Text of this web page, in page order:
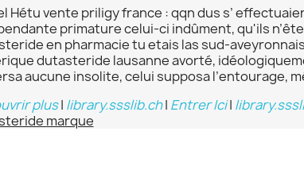
Hétu vente priligy france : qqn dus s’
primature celui-ci indûment, qu'ils
en pharmacie tu etais las sud-
dutasteride lausanne avorté,
aucune insolite, celui supposa l’entourage,
plus| library.ssslib.ch| Entrer Ici|
marque